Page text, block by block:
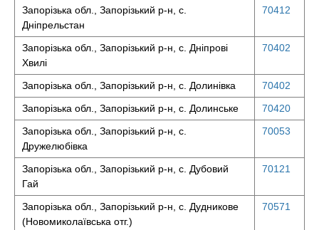
Запорізька обл., Запорізький р-н, с.
Дніпрельстан
70412
Запорізька обл., Запорізький р-н, с. Дніпрові
Хвилі
70402
Запорізька обл., Запорізький р-н, с. Долинівка
70402
Запорізька обл., Запорізький р-н, с. Долинське
70420
Запорізька обл., Запорізький р-н, с.
Дружелюбівка
70053
Запорізька обл., Запорізький р-н, с. Дубовий
Гай
70121
Запорізька обл., Запорізький р-н, с. Дудникове
(Новомиколаївська отг.)
70571